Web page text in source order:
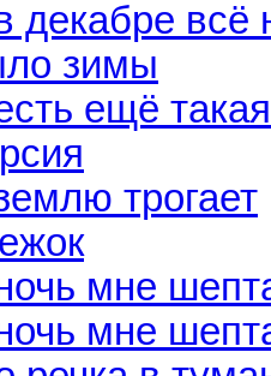
декабре всё
зимы
ещё такая
трогает
мне
мне